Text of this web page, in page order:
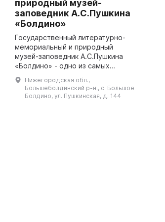
природный музей-
заповедник А.С.Пушкина
«Болдино»
Государственный литературно-
мемориальный и природный
музей-заповедник А.С.Пушкина
«Болдино» - одно из самых
знаменитых пушкинских мест
России. В старинном селе
Большое Болдино
Нижегородская обл.,
Большеболдинский р-н., с. Большое
Болдино, ул. Пушкинская, д. 144